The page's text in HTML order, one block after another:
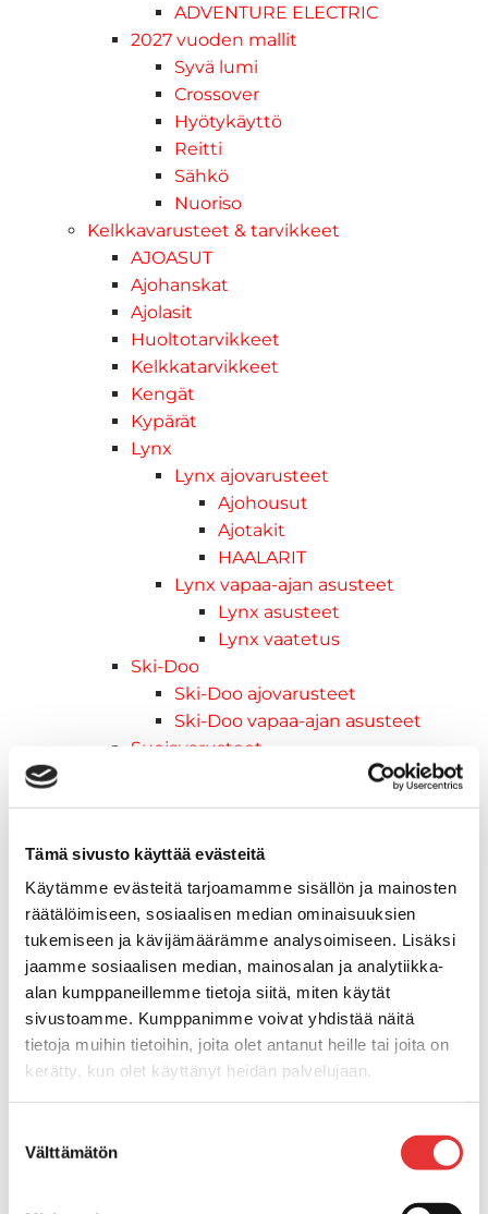
Tämä sivusto käyttää evästeitä
Käytämme evästeitä tarjoamamme sisällön ja mainosten
räätälöimiseen, sosiaalisen median ominaisuuksien
tukemiseen ja kävijämäärämme analysoimiseen. Lisäksi
jaamme sosiaalisen median, mainosalan ja analytiikka-
alan kumppaneillemme tietoja siitä, miten käytät
sivustoamme. Kumppanimme voivat yhdistää näitä
tietoja muihin tietoihin, joita olet antanut heille tai joita on
kerätty, kun olet käyttänyt heidän palvelujaan.
valinta
Välttämätön
ADVENTURE ELECTRIC
2027 vuoden mallit
Syvä lumi
Crossover
Hyötykäyttö
Reitti
Sähkö
Nuoriso
Kelkkavarusteet & tarvikkeet
AJOASUT
Ajohanskat
Ajolasit
Huoltotarvikkeet
Kelkkatarvikkeet
Kengät
Kypärät
Lynx
Lynx ajovarusteet
Ajohousut
Ajotakit
HAALARIT
Lynx vapaa-ajan asusteet
Lynx asusteet
Lynx vaatetus
Ski-Doo
Ski-Doo ajovarusteet
Ski-Doo vapaa-ajan asusteet
Suojavarusteet
Woody's ohjausraudat
Mönkijät
Can-Am traktorimönkijät
Can-Am traktorimönkijät 2025
Can-Am traktorimönkijät 2026
Can-Am SSV-Mallit
Traxter mallisto
Traxter 2025
Traxter 2026
Maverick mallisto